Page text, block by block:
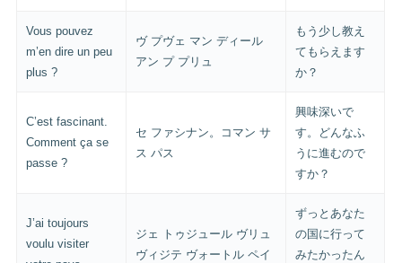
Vous pouvez
m’en dire un peu
plus ?
ヴ プヴェ マン ディール
アン プ プリュ
もう少し教え
てもらえます
か？
C’est fascinant.
Comment ça se
passe ?
セ ファシナン。コマン サ
ス パス
興味深いで
す。どんなふ
うに進むので
すか？
J’ai toujours
voulu visiter
ジェ トゥジュール ヴリュ
ヴィジテ ヴォートル ペイ
ずっとあなた
の国に行って
みたかったん